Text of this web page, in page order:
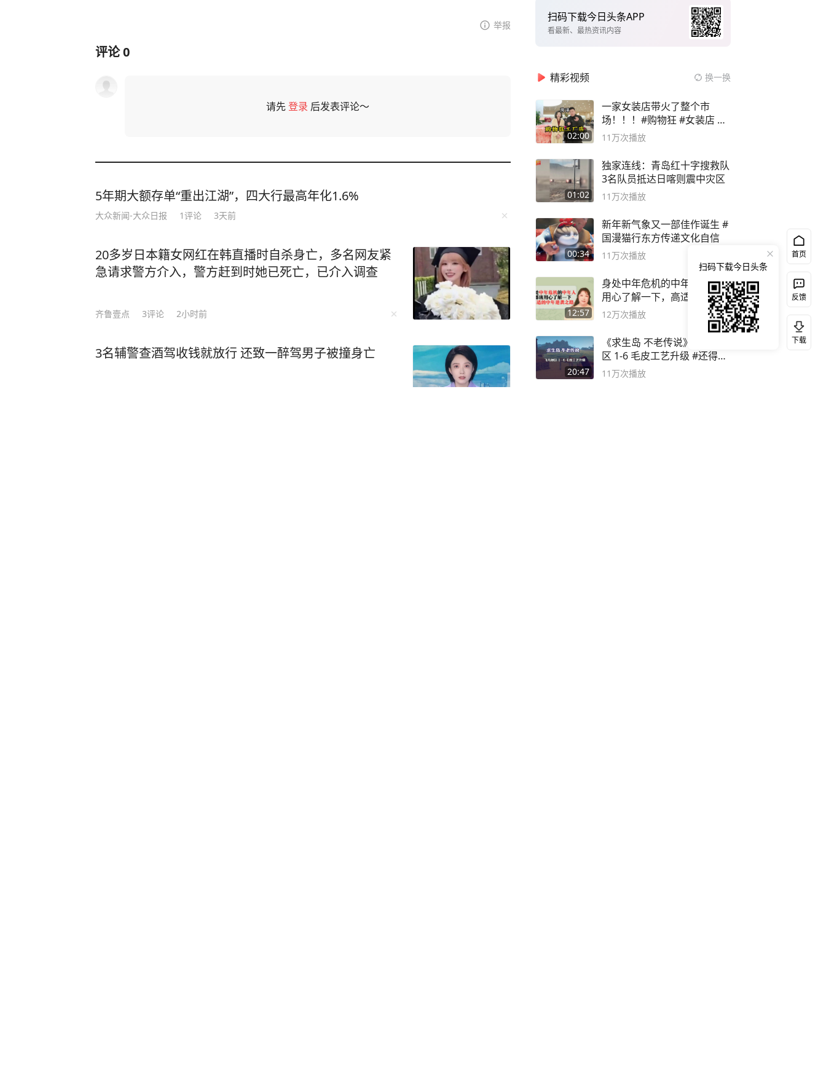
举报
评论0
请先登录 后发表评论～
5年期大额存单“重出江湖”，四大行最高年化1.6%
大众新闻-大众日报 1评论 3天前
20多岁日本籍女网红在韩直播时自杀身亡，多名网友紧
急请求警方介入，警方赶到时她已死亡，已介入调查
齐鲁壹点 3评论 2小时前
3名辅警查酒驾收钱就放行 还致一醉驾男子被撞身亡
扫码下载今日头条APP
看最新、最热资讯内容
精彩视频 换一换
02:00
一家女装店带火了整个市
场！！！#购物狂 #女装店 #
高品质女装
11万次播放
01:02
独家连线：青岛红十字搜救队
3名队员抵达日喀则震中灾区
11万次播放
00:34
新年新气象又一部佳作诞生 #
国漫猫行东方传递文化自信
11万次播放
12:57
身处中年危机的中年人，都该
用心了解一下，高适的中年逆
袭之路
12万次播放
20:47
《求生岛 不老传说》飞鸟地
区 1-6 毛皮工艺升级 #还得是
主机大作
11万次播放
首页
反馈
下载
扫码下载今日头条